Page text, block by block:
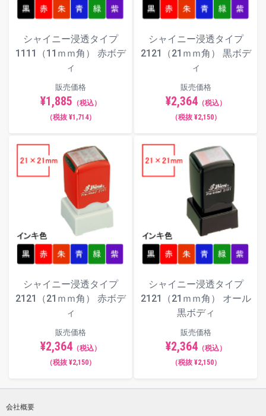
シャイニー浸透タイプ
1111（11ｍｍ角） 赤ボデ
ィ
販売価格
¥1,885 （税込）
（税抜 ¥1,714）
シャイニー浸透タイプ
2121（21ｍｍ角） 黒ボデ
ィ
販売価格
¥2,364（税込）
（税抜 ¥2,150）
シャイニー浸透タイプ
2121（21ｍｍ角） 赤ボデ
ィ
販売価格
¥2,364（税込）
（税抜 ¥2,150）
シャイニー浸透タイプ
2121（21ｍｍ角） オール
黒ボディ
販売価格
¥2,364（税込）
（税抜 ¥2,150）
会社概要